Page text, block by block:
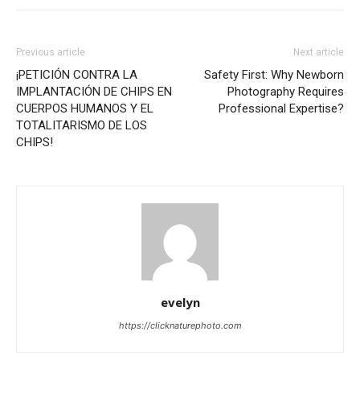
Previous article
¡PETICIÓN CONTRA LA
IMPLANTACIÓN DE CHIPS EN
CUERPOS HUMANOS Y EL
TOTALITARISMO DE LOS
CHIPS!
Next article
Safety First: Why Newborn
Photography Requires
Professional Expertise?
evelyn
https://clicknaturephoto.com